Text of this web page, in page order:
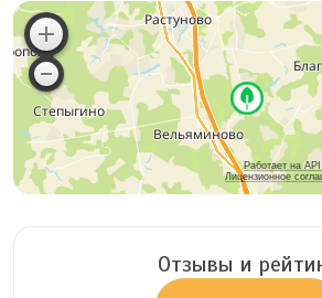
Работает на
Лицензионное
Отзывы и